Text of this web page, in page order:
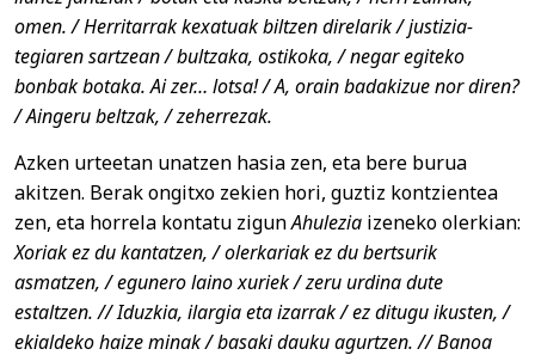
omen. / Herritarrak kexatuak biltzen direlarik / justizia-
tegiaren sartzean / bultzaka, ostikoka, / negar egiteko
bonbak botaka. Ai zer… lotsa! / A, orain badakizue nor diren?
/ Aingeru beltzak, / zeherrezak.
Azken urteetan unatzen hasia zen, eta bere burua
akitzen. Berak ongitxo zekien hori, guztiz kontzientea
zen, eta horrela kontatu zigunAhulezia izeneko olerkian:
Xoriak ez du kantatzen, / olerkariak ez du bertsurik
asmatzen, / egunero laino xuriek / zeru urdina dute
estaltzen. // Iduzkia, ilargia eta izarrak / ez ditugu ikusten, /
ekialdeko haize minak / basaki dauku agurtzen. // Banoa